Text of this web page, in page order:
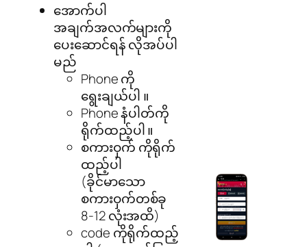
အောက်ပါ
အချက်အလက်များကို
ပေးဆောင်ရန် လိုအပ်ပါ
မည်
Phone ကို
ရွေးချယ်ပါ ။
Phone နံပါတ်ကို
ရိုက်ထည့်ပါ ။
စကားဝှက် ကိုရိုက်
ထည့်ပါ
(ခိုင်မာသော
စကားဝှက်တစ်ခု
8-12 လုံးအထိ)
code ကိုရိုက်ထည့်